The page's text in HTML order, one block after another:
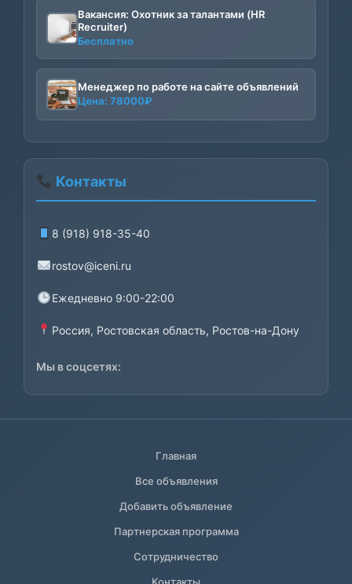
Вакансия: Охотник за талантами (HR
Recruiter)
Бесплатно
Менеджер по работе на сайте объявлений
Цена: 78000₽
Контакты
8 (918) 918-35-40
rostov@iceni.ru
Ежедневно 9:00-22:00
Россия, Ростовская область, Ростов-на-Дону
Мы в соцсетях:
Главная
Все объявления
Добавить объявление
Партнерская программа
Сотрудничество